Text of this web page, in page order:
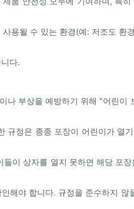
용될 수 있는 환경(예: 저조도 환
다.
나 부상을 예방하기 위해 "어린이
규정은 종종 포장이 어린이가 열
이 상자를 열지 못하면 해당 포장
해야 합니다. 규정을 준수하지 않